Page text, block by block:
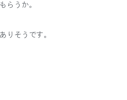
らうか。
りそうです。